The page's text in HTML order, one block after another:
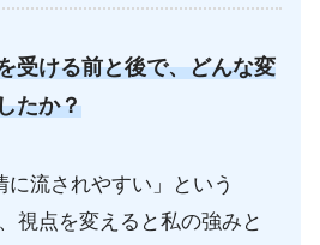
受ける前と後で、どんな変
たか？
に流されやすい」という
視点を変えると私の強みと